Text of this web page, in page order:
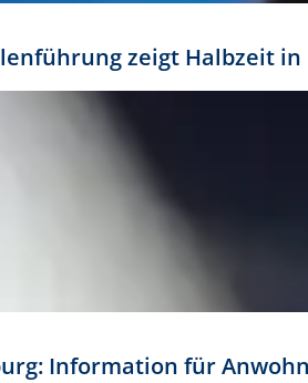
zeigt Halbzeit
Information für